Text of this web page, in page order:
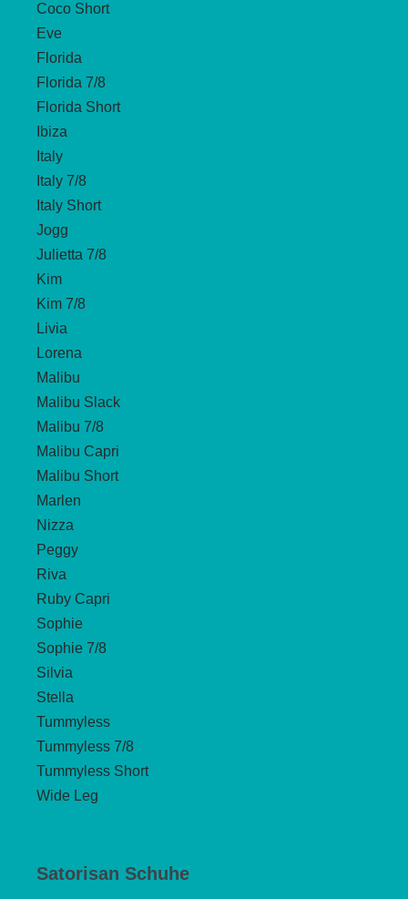
Coco Short
Eve
Florida
Florida 7/8
Florida Short
Ibiza
Italy
Italy 7/8
Italy Short
Jogg
Julietta 7/8
Kim
Kim 7/8
Livia
Lorena
Malibu
Malibu Slack
Malibu 7/8
Malibu Capri
Malibu Short
Marlen
Nizza
Peggy
Riva
Ruby Capri
Sophie
Sophie 7/8
Silvia
Stella
Tummyless
Tummyless 7/8
Tummyless Short
Wide Leg
Satorisan Schuhe